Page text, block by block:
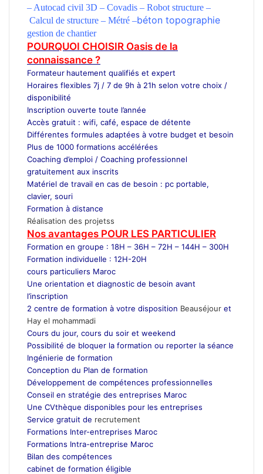
– Autocad civil 3D – Covadis – Robot structure –
Calcul de structure – Métré –béton topographie
gestion de chantier
POURQUOI CHOISIR Oasis de la
connaissance ?
Formateur hautement qualifiés et expert
Horaires flexibles 7j / 7 de 9h à 21h selon votre choix /
disponibilité
Inscription ouverte toute l’année
Accès gratuit : wifi, café, espace de détente
Différentes formules adaptées à votre budget et besoin
Plus de 1000 formations accélérées
Coaching d’emploi / Coaching professionnel
gratuitement aux inscrits
Matériel de travail en cas de besoin : pc portable,
clavier, souri
Formation à distance
Réalisation des projetss
Nos avantages POUR LES PARTICULIER
Formation en groupe : 18H – 36H – 72H – 144H – 300H
Formation individuelle : 12H-20H
cours particuliers Maroc
Une orientation et diagnostic de besoin avant
l’inscription
2 centre de formation à votre disposition Beauséjour et
Hay el mohammadi
Cours du jour, cours du soir et weekend
Possibilité de bloquer la formation ou reporter la séance
Ingénierie de formation
Conception du Plan de formation
Développement de compétences professionnelles
Conseil en stratégie des entreprises Maroc
Une CVthèque disponibles pour les entreprises
Service gratuit de recrutement
Formations Inter-entreprises Maroc
Formations Intra-entreprise Maroc
Bilan des compétences
cabinet de formation éligible